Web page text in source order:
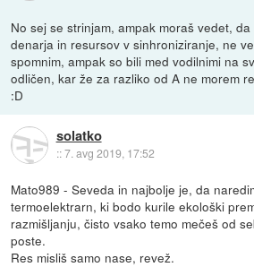
No sej se strinjam, ampak moraš vedet,
denarja in resursov v sinhroniziranje, ne
spomnim, ampak so bili med vodilnimi na
odličen, kar že za razliko od A ne morem
:D
solatko
::7. avg 2019, 17:52
Mato989 - Seveda in najbolje je, da
termoelektrarn, ki bodo kurile ekološki
razmišljanju, čisto vsako temo mečeš od
poste.
Res misliš samo nase, revež.